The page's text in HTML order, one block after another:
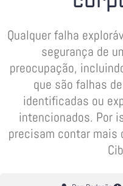
Qualquer falha
segurança de
preocupação,
que são falhas
identificadas ou
intencionados. Por
precisam contar mais